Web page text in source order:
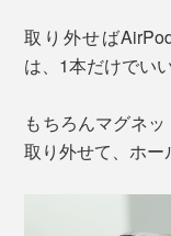
取り外せば
は、1本だけでい
もちろんマグネ
取り外せて、ホー